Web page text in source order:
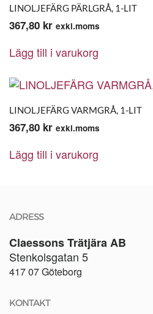
LINOLJEFÄRG PÄRLGRÅ, 1-LIT
367,80 kr exkl.moms
Lägg till i varukorg
LINOLJEFÄRG VARMGRÅ, 1-LIT
367,80 kr exkl.moms
Lägg till i varukorg
ADRESS
Claessons Trätjära AB
Stenkolsgatan 5
417 07 Göteborg
KONTAKT